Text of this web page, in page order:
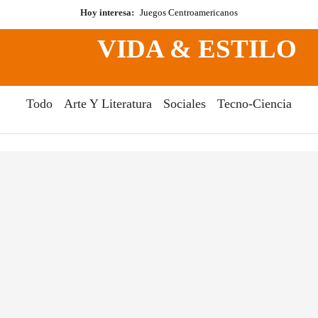
Hoy interesa: Juegos Centroamericanos
VIDA & ESTILO
Todo Arte Y Literatura Sociales Tecno-Ciencia